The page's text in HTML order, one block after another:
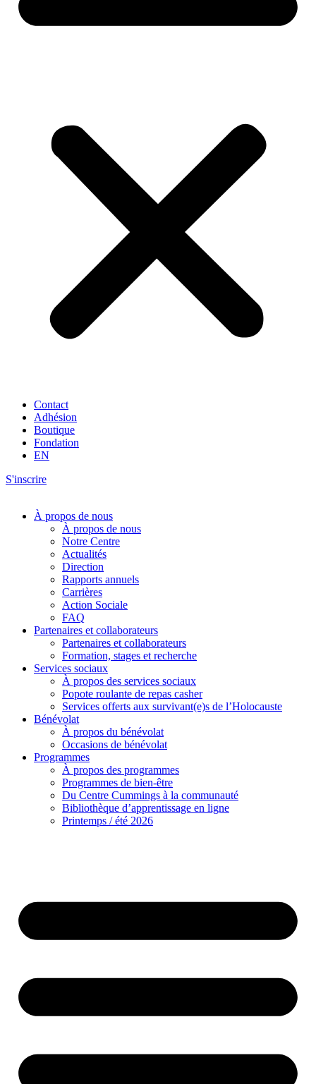
Contact
Adhésion
Boutique
Fondation
EN
S'inscrire
À propos de nous
À propos de nous
Notre Centre
Actualités
Direction
Rapports annuels
Carrières
Action Sociale
FAQ
Partenaires et collaborateurs
Partenaires et collaborateurs
Formation, stages et recherche
Services sociaux
À propos des services sociaux
Popote roulante de repas casher
Services offerts aux survivant(e)s de l’Holocauste
Bénévolat
À propos du bénévolat
Occasions de bénévolat
Programmes
À propos des programmes
Programmes de bien-être
Du Centre Cummings à la communauté
Bibliothèque d’apprentissage en ligne
Printemps / été 2026